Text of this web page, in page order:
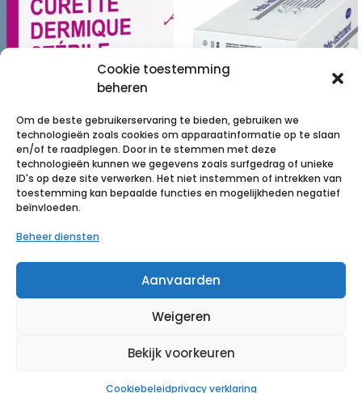
Cookie toestemming
beheren
Om de beste gebruikerservaring te bieden, gebruiken we
technologieën zoals cookies om apparaatinformatie op te slaan
en/of te raadplegen. Door in te stemmen met deze
technologieën kunnen we gegevens zoals surfgedrag of unieke
ID's op deze site verwerken. Het niet instemmen of intrekken van
toestemming kan bepaalde functies en mogelijkheden negatief
beïnvloeden.
Beheer diensten
Aanvaarden
Weigeren
Bekijk voorkeuren
Cookiebeleidprivacy verklaring
Dermatologisch
e Curette –
steriel – 5mm
diameter
Voeg toe aan verlanglijst
Hals/Mosq.
pincet geb.
Voeg toe aan verlanglijst